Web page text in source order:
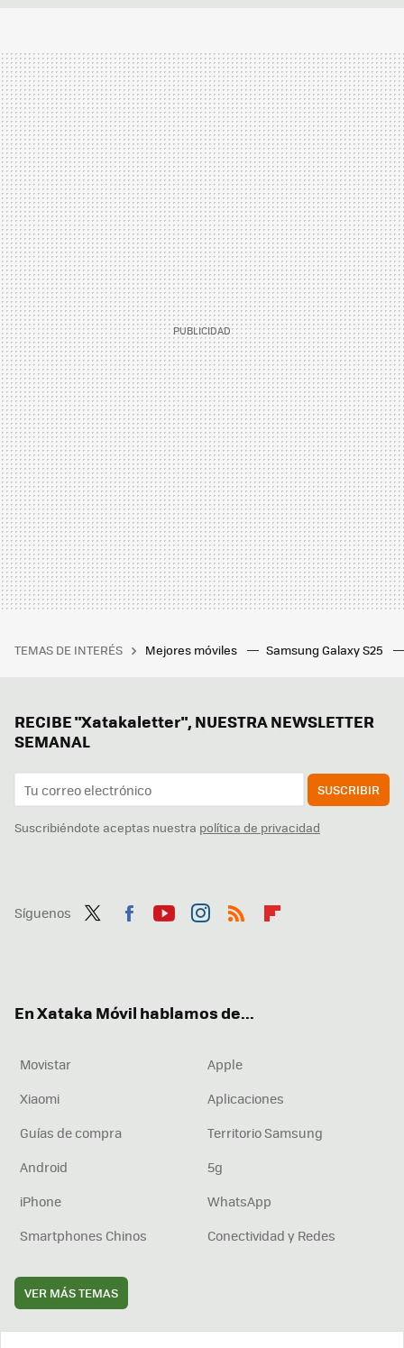
TEMAS DE INTERÉS Mejores móviles Samsung Galaxy S25
RECIBE "Xatakaletter", NUESTRA NEWSLETTER
SEMANAL
SUSCRIBIR
Suscribiéndote aceptas nuestra política de privacidad
Síguenos
En Xataka Móvil hablamos de...
Movistar
Apple
Xiaomi
Aplicaciones
Guías de compra
Territorio Samsung
Android
5g
iPhone
WhatsApp
Smartphones Chinos
Conectividad y Redes
VER MÁS TEMAS